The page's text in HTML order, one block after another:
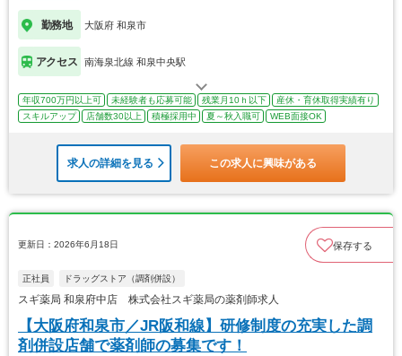
勤務地 大阪府 和泉市
アクセス 南海泉北線 和泉中央駅
年収700万円以上可 未経験者も応募可能 残業月10ｈ以下
産休・育休取得実績有り
スキルアップ
店舗数30以上 積極採用中 夏～秋入職可 WEB面接OK
求人の詳細を見る この求人に興味がある
更新日：2026年6月18日 保存する
正社員 ドラッグストア（調剤併設）
スギ薬局 和泉府中店 株式会社スギ薬局の薬剤師求人
【大阪府和泉市／JR阪和線】研修制度の充実した調
剤併設店舗で薬剤師の募集です！